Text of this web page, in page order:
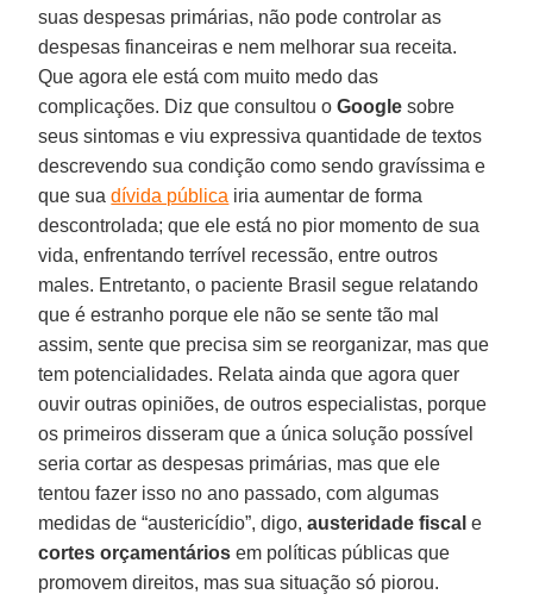
suas despesas primárias, não pode controlar as
despesas financeiras e nem melhorar sua receita.
Que agora ele está com muito medo das
complicações. Diz que consultou oGoogle sobre
seus sintomas e viu expressiva quantidade de textos
descrevendo sua condição como sendo gravíssima e
que suadívida pública iria aumentar de forma
descontrolada; que ele está no pior momento de sua
vida, enfrentando terrível recessão, entre outros
males. Entretanto, o paciente Brasil segue relatando
que é estranho porque ele não se sente tão mal
assim, sente que precisa sim se reorganizar, mas que
tem potencialidades. Relata ainda que agora quer
ouvir outras opiniões, de outros especialistas, porque
os primeiros disseram que a única solução possível
seria cortar as despesas primárias, mas que ele
tentou fazer isso no ano passado, com algumas
medidas de “austericídio”, digo,austeridade fiscal e
cortes orçamentários em políticas públicas que
promovem direitos, mas sua situação só piorou.